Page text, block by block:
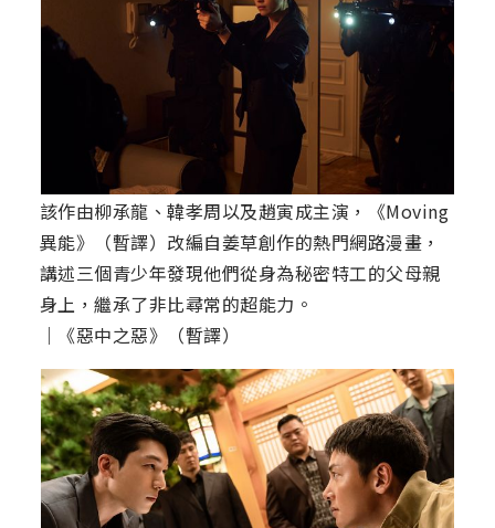
該作由柳承龍、韓孝周以及趙寅成主演，《Moving
異能》（暫譯）改編自姜草創作的熱門網路漫畫，
講述三個青少年發現他們從身為秘密特工的父母親
身上，繼承了非比尋常的超能力。
｜《惡中之惡》（暫譯）